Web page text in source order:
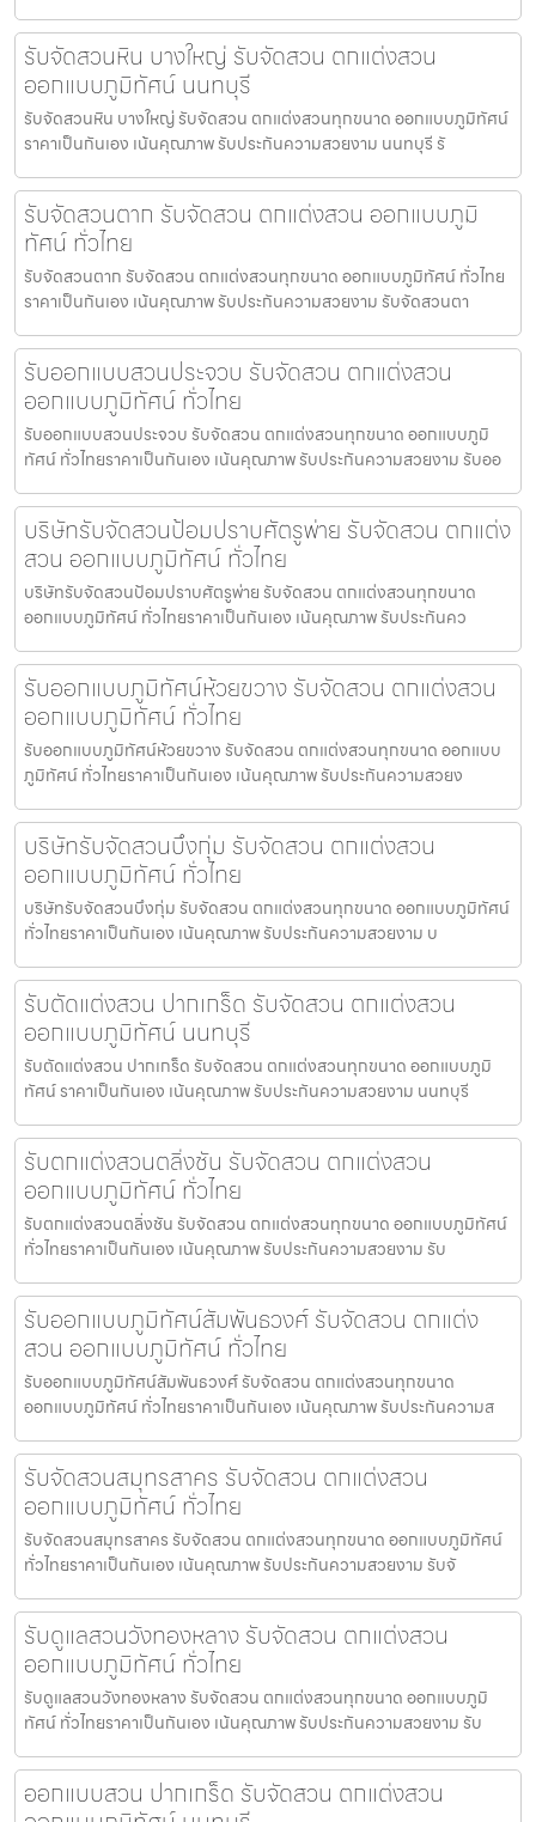
รับจัดสวนหิน บางใหญ่ รับจัดสวน ตกแต่งสวน
ออกแบบภูมิทัศน์ นนทบุรี
รับจัดสวนหิน บางใหญ่ รับจัดสวน ตกแต่งสวนทุกขนาด ออกแบบภูมิทัศน์
ราคาเป็นกันเอง เน้นคุณภาพ รับประกันความสวยงาม นนทบุรี รั
รับจัดสวนตาก รับจัดสวน ตกแต่งสวน ออกแบบภูมิ
ทัศน์ ทั่วไทย
รับจัดสวนตาก รับจัดสวน ตกแต่งสวนทุกขนาด ออกแบบภูมิทัศน์ ทั่วไทย
ราคาเป็นกันเอง เน้นคุณภาพ รับประกันความสวยงาม รับจัดสวนตา
รับออกแบบสวนประจวบ รับจัดสวน ตกแต่งสวน
ออกแบบภูมิทัศน์ ทั่วไทย
รับออกแบบสวนประจวบ รับจัดสวน ตกแต่งสวนทุกขนาด ออกแบบภูมิ
ทัศน์ ทั่วไทยราคาเป็นกันเอง เน้นคุณภาพ รับประกันความสวยงาม รับออ
บริษัทรับจัดสวนป้อมปราบศัตรูพ่าย รับจัดสวน ตกแต่ง
สวน ออกแบบภูมิทัศน์ ทั่วไทย
บริษัทรับจัดสวนป้อมปราบศัตรูพ่าย รับจัดสวน ตกแต่งสวนทุกขนาด
ออกแบบภูมิทัศน์ ทั่วไทยราคาเป็นกันเอง เน้นคุณภาพ รับประกันคว
รับออกแบบภูมิทัศน์ห้วยขวาง รับจัดสวน ตกแต่งสวน
ออกแบบภูมิทัศน์ ทั่วไทย
รับออกแบบภูมิทัศน์ห้วยขวาง รับจัดสวน ตกแต่งสวนทุกขนาด ออกแบบ
ภูมิทัศน์ ทั่วไทยราคาเป็นกันเอง เน้นคุณภาพ รับประกันความสวยง
บริษัทรับจัดสวนบึงกุ่ม รับจัดสวน ตกแต่งสวน
ออกแบบภูมิทัศน์ ทั่วไทย
บริษัทรับจัดสวนบึงกุ่ม รับจัดสวน ตกแต่งสวนทุกขนาด ออกแบบภูมิทัศน์
ทั่วไทยราคาเป็นกันเอง เน้นคุณภาพ รับประกันความสวยงาม บ
รับตัดแต่งสวน ปากเกร็ด รับจัดสวน ตกแต่งสวน
ออกแบบภูมิทัศน์ นนทบุรี
รับตัดแต่งสวน ปากเกร็ด รับจัดสวน ตกแต่งสวนทุกขนาด ออกแบบภูมิ
ทัศน์ ราคาเป็นกันเอง เน้นคุณภาพ รับประกันความสวยงาม นนทบุรี
รับตกแต่งสวนตลิ่งชัน รับจัดสวน ตกแต่งสวน
ออกแบบภูมิทัศน์ ทั่วไทย
รับตกแต่งสวนตลิ่งชัน รับจัดสวน ตกแต่งสวนทุกขนาด ออกแบบภูมิทัศน์
ทั่วไทยราคาเป็นกันเอง เน้นคุณภาพ รับประกันความสวยงาม รับ
รับออกแบบภูมิทัศน์สัมพันธวงศ์ รับจัดสวน ตกแต่ง
สวน ออกแบบภูมิทัศน์ ทั่วไทย
รับออกแบบภูมิทัศน์สัมพันธวงศ์ รับจัดสวน ตกแต่งสวนทุกขนาด
ออกแบบภูมิทัศน์ ทั่วไทยราคาเป็นกันเอง เน้นคุณภาพ รับประกันความส
รับจัดสวนสมุทรสาคร รับจัดสวน ตกแต่งสวน
ออกแบบภูมิทัศน์ ทั่วไทย
รับจัดสวนสมุทรสาคร รับจัดสวน ตกแต่งสวนทุกขนาด ออกแบบภูมิทัศน์
ทั่วไทยราคาเป็นกันเอง เน้นคุณภาพ รับประกันความสวยงาม รับจั
รับดูแลสวนวังทองหลาง รับจัดสวน ตกแต่งสวน
ออกแบบภูมิทัศน์ ทั่วไทย
รับดูแลสวนวังทองหลาง รับจัดสวน ตกแต่งสวนทุกขนาด ออกแบบภูมิ
ทัศน์ ทั่วไทยราคาเป็นกันเอง เน้นคุณภาพ รับประกันความสวยงาม รับ
ออกแบบสวน ปากเกร็ด รับจัดสวน ตกแต่งสวน